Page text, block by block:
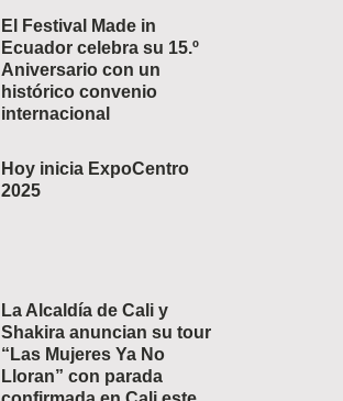
El Festival Made in
Ecuador celebra su 15.º
Aniversario con un
histórico convenio
internacional
Hoy inicia ExpoCentro
2025
La Alcaldía de Cali y
Shakira anuncian su tour
“Las Mujeres Ya No
Lloran” con parada